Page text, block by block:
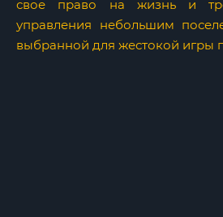
свое право на жизнь и
управления небольшим
выбранной для жестокой игры